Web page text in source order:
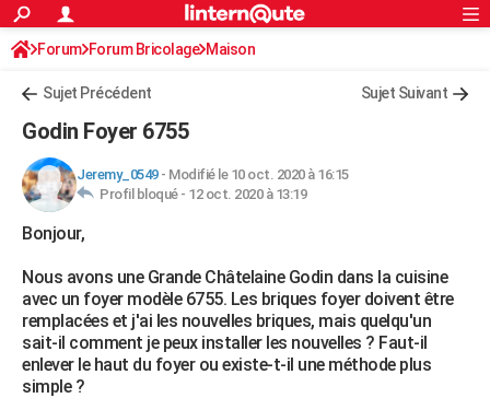
ACTUALITÉS
Politique
Société
Faits Divers
Education
Monde
Villes
+
FINANCE
Retraite
Impôts
Epargne
Immobilier
Risques naturels par ville
Banque
Assurance
Crédit
AUTO
Essais
Réserver un essai
Citadines
Berlines
SUV
Forum auto
+HIGH-TECH
Mobiles
Meilleur smartphone
Internet
Ordinateurs
Jeux vidéo
Guide high-tech
+BRICOLAGE
Forum
Aménagement intérieur
Extérieur
Cuisine
Salle de bains
Jardinage
Rangement
WEEK-END
Guides de France
Escapades
Patrimoine
Expositions
Musées
Week-end nature
LIFESTYLE
S'inscrire
Connexion
Forum Forum Bricolage Maison
Sujet Précédent Sujet Suivant
Godin Foyer 6755
Jeremy_0549- Modifié le 10 oct. 2020 à 16:15
Profil bloqué - 12 oct. 2020 à 13:19
Bonjour,
Nous avons une Grande Châtelaine Godin dans la cuisine
avec un foyer modèle 6755. Les briques foyer doivent être
remplacées et j'ai les nouvelles briques, mais quelqu'un
sait-il comment je peux installer les nouvelles ? Faut-il
enlever le haut du foyer ou existe-t-il une méthode plus
simple ?